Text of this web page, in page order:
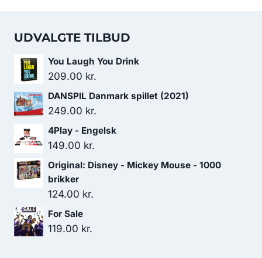
UDVALGTE TILBUD
You Laugh You Drink
209.00 kr.
DANSPIL Danmark spillet (2021)
249.00 kr.
4Play - Engelsk
149.00 kr.
Original: Disney - Mickey Mouse - 1000
brikker
124.00 kr.
For Sale
119.00 kr.